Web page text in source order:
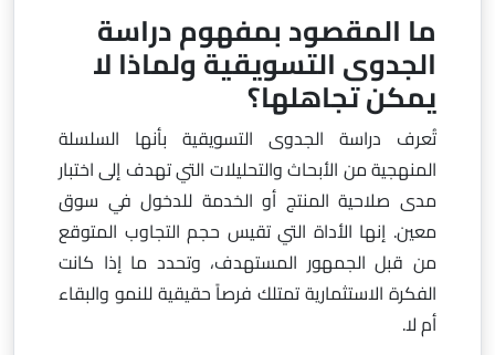
ما المقصود بمفهوم دراسة
الجدوى التسويقية ولماذا لا
يمكن تجاهلها؟
تُعرف دراسة الجدوى التسويقية بأنها السلسلة
المنهجية من الأبحاث والتحليلات التي تهدف إلى اختبار
مدى صلاحية المنتج أو الخدمة للدخول في سوق
معين. إنها الأداة التي تقيس حجم التجاوب المتوقع
من قبل الجمهور المستهدف، وتحدد ما إذا كانت
الفكرة الاستثمارية تمتلك فرصاً حقيقية للنمو والبقاء
أم لا.